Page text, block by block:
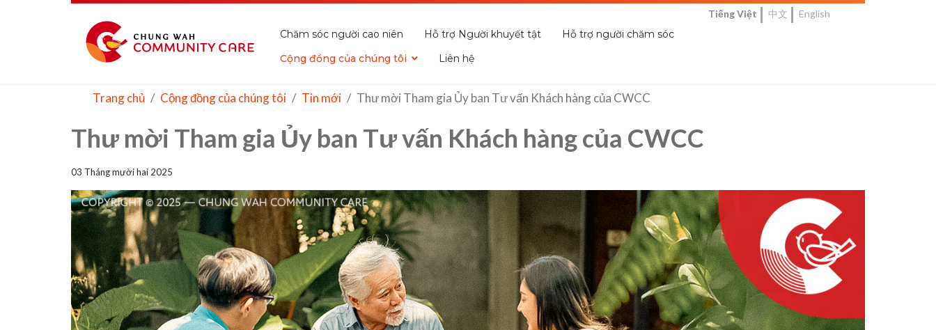
Chăm sóc người cao niên Hỗ trợ Người khuyết tật
Hỗ trợ người chăm sóc
Cộng đồng của chúng tôi
Liên hệ
Tiếng Việt 中文 English
Trang chủ Cộng đồng của chúng tôi Tin mới Thư mời Tham gia Ủy ban Tư vấn Khách hàng của CWCC
Thư mời Tham gia Ủy ban Tư vấn Khách hàng của CWCC
03 Tháng mười hai 2025